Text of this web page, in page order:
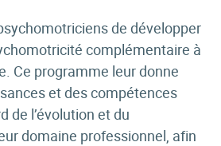
de développer
complémentaire à
Ce programme leur donne
et des compétences
de l’évolution et du
domaine professionnel, afin